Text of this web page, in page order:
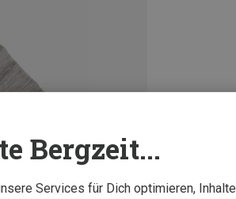
Bergzeit...
Services für Dich optimieren,